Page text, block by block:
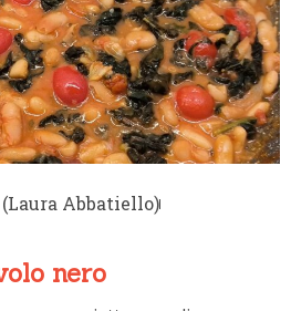
(Laura Abbatiello)
nero
sono un piatto semplice e